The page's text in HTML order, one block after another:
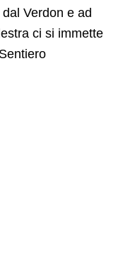
Verdon e ad
ci si immette